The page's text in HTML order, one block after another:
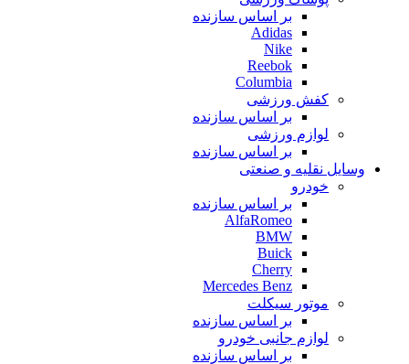
بر اساس سازنده
Adidas
Nike
Reebok
Columbia
کفش ورزشی
بر اساس سازنده
لوازم ورزشی
بر اساس سازنده
وسایل نقلیه و صنعتی
خودرو
بر اساس سازنده
AlfaRomeo
BMW
Buick
Cherry
Mercedes Benz
موتور سیکلت
بر اساس سازنده
لوازم جانبی خودرو
بر اساس سازنده